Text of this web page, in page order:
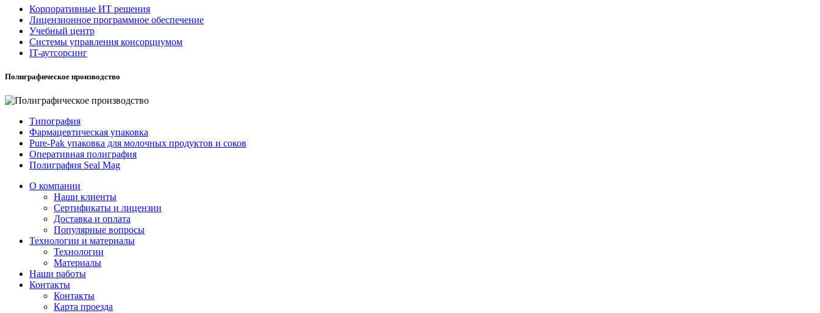
Корпоративные ИТ решения
Лицензионное программное обеспечение
Учебный центр
Системы управления консорциумом
IT-аутсорсинг
Полиграфическое производство
Типография
Фармацевтическая упаковка
Pure-Pak упаковка для молочных продуктов и соков
Оперативная полиграфия
Полиграфия Seal Mag
О компании
Наши клиенты
Сертификаты и лицензии
Доставка и оплата
Популярные вопросы
Технологии и материалы
Технологии
Материалы
Наши работы
Контакты
Контакты
Карта проезда